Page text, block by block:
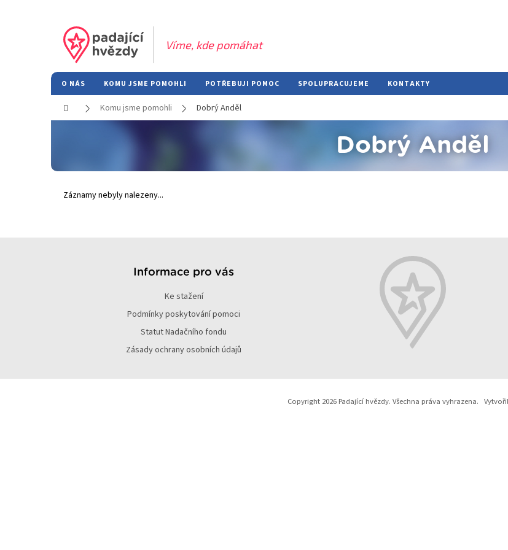
O NÁS KOMU JSME POMOHLI POTŘEBUJI POMOC SPOLUPRACUJEME KONTAKTY
Domů Komu jsme pomohli Dobrý Anděl
Dobrý Anděl
Záznamy nebyly nalezeny...
Informace pro vás
Ke stažení
Podmínky poskytování pomoci
Statut Nadačního fondu
Zásady ochrany osobních údajů
Copyright 2026 Padající hvězdy. Všechna práva vyhrazena.